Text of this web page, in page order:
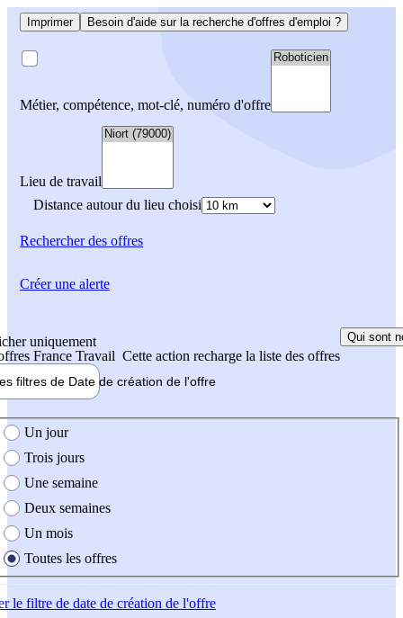
Imprimer Besoin d'aide sur la recherche d'offres d'emploi ?
Métier, compétence, mot-clé, numéro d'offre
Lieu de travail
Distance autour du lieu choisi
Rechercherdes offres
uniquement
France Travail Cette action recharge la liste des offres
Qui sont
filtres de Date de création de l'offre
création de l'offre
Un jour
Trois jours
Une semaine
Deux semaines
Un mois
Toutes les offres
le filtre de date de création de l'offre
Créer une alerte